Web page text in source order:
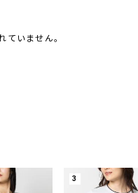
ていません。
3